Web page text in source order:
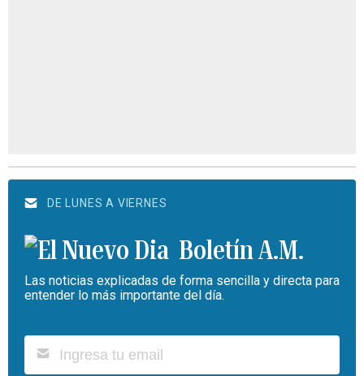
DE LUNES A VIERNES
Boletín A.M.
Las noticias explicadas de forma sencilla y directa para
entender lo más importante del día.